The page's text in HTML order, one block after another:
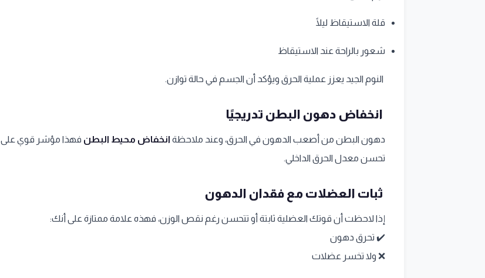
قلة الاستيقاظ ليلًا
شعور بالراحة عند الاستيقاظ
النوم الجيد يعزز عملية الحرق ويؤكد أن الجسم في حالة توازن.
انخفاض دهون البطن تدريجيًا
دهون البطن من أصعب الدهون في الحرق، وعند ملاحظة انخفاض محيط البطن فهذا مؤشر قوي على
تحسن معدل الحرق الداخلي.
ثبات العضلات مع فقدان الدهون
إذا لاحظت أن قوتك العضلية ثابتة أو تتحسن رغم نقص الوزن، فهذه علامة ممتازة على أنك:
✔️ تحرق دهون
❌ ولا تخسر عضلات